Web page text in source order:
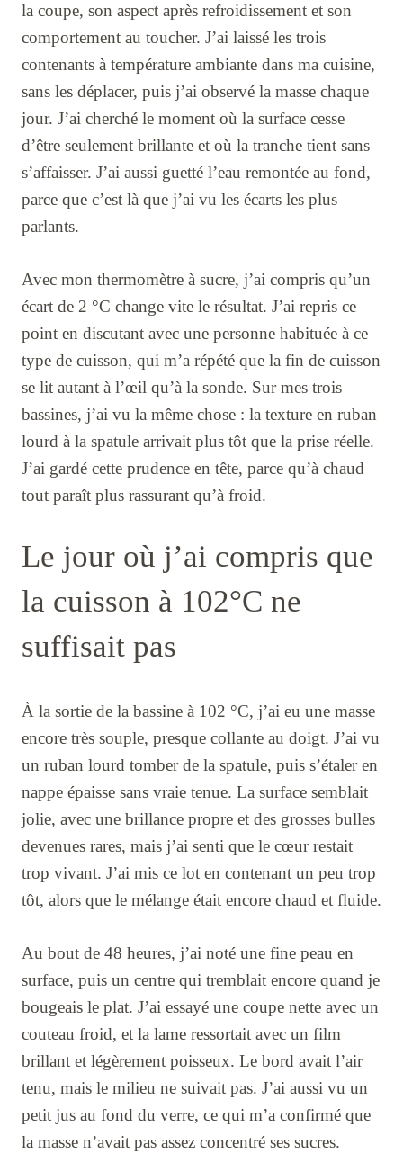
la coupe, son aspect après refroidissement et son
comportement au toucher. J’ai laissé les trois
contenants à température ambiante dans ma cuisine,
sans les déplacer, puis j’ai observé la masse chaque
jour. J’ai cherché le moment où la surface cesse
d’être seulement brillante et où la tranche tient sans
s’affaisser. J’ai aussi guetté l’eau remontée au fond,
parce que c’est là que j’ai vu les écarts les plus
parlants.
Avec mon thermomètre à sucre, j’ai compris qu’un
écart de 2 °C change vite le résultat. J’ai repris ce
point en discutant avec une personne habituée à ce
type de cuisson, qui m’a répété que la fin de cuisson
se lit autant à l’œil qu’à la sonde. Sur mes trois
bassines, j’ai vu la même chose : la texture en ruban
lourd à la spatule arrivait plus tôt que la prise réelle.
J’ai gardé cette prudence en tête, parce qu’à chaud
tout paraît plus rassurant qu’à froid.
Le jour où j’ai compris que
la cuisson à 102°C ne
suffisait pas
À la sortie de la bassine à 102 °C, j’ai eu une masse
encore très souple, presque collante au doigt. J’ai vu
un ruban lourd tomber de la spatule, puis s’étaler en
nappe épaisse sans vraie tenue. La surface semblait
jolie, avec une brillance propre et des grosses bulles
devenues rares, mais j’ai senti que le cœur restait
trop vivant. J’ai mis ce lot en contenant un peu trop
tôt, alors que le mélange était encore chaud et fluide.
Au bout de 48 heures, j’ai noté une fine peau en
surface, puis un centre qui tremblait encore quand je
bougeais le plat. J’ai essayé une coupe nette avec un
couteau froid, et la lame ressortait avec un film
brillant et légèrement poisseux. Le bord avait l’air
tenu, mais le milieu ne suivait pas. J’ai aussi vu un
petit jus au fond du verre, ce qui m’a confirmé que
la masse n’avait pas assez concentré ses sucres.